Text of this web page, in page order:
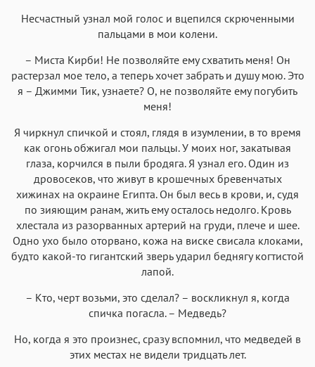
Несчастный узнал мой голос и вцепился скрюченными
пальцами в мои колени.
– Миста Кирби! Не позволяйте ему схватить меня! Он
растерзал мое тело, а теперь хочет забрать и душу мою. Это
я – Джимми Тик, узнаете? О, не позволяйте ему погубить
меня!
Я чиркнул спичкой и стоял, глядя в изумлении, в то время
как огонь обжигал мои пальцы. У моих ног, закатывая
глаза, корчился в пыли бродяга. Я узнал его. Один из
дровосеков, что живут в крошечных бревенчатых
хижинах на окраине Египта. Он был весь в крови, и, судя
по зияющим ранам, жить ему осталось недолго. Кровь
хлестала из разорванных артерий на груди, плече и шее.
Одно ухо было оторвано, кожа на виске свисала клоками,
будто какой-то гигантский зверь ударил беднягу когтистой
лапой.
– Кто, черт возьми, это сделал? – воскликнул я, когда
спичка погасла. – Медведь?
Но, когда я это произнес, сразу вспомнил, что медведей в
этих местах не видели тридцать лет.